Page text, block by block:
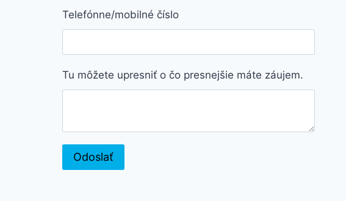
Telefónne/mobilné číslo
Tu môžete upresniť o čo presnejšie máte záujem.
Odoslať